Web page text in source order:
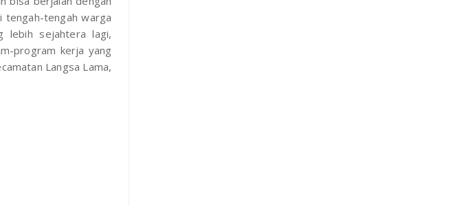
tengah-tengah warga
lebih sejahtera lagi,
program kerja yang
Langsa Lama,